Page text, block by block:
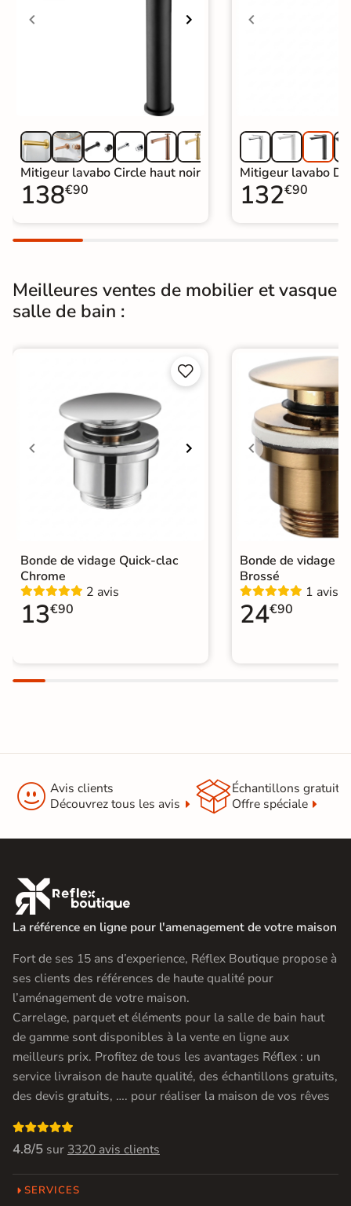
Mitigeur de Lavabo et Vasque
Mitigeur lavabo Circle haut noir
138€90
Mitigeur lavabo
132€90
Meilleures ventes de mobilier et vasque
salle de bain :


Bonde de vidage Quick-clac
Chrome
2 avis
13€90
Bonde de vidage
Brossé
1 avis
24€90
 Avis clients
Découvrez tous les avis
Échantillons gratuit
Offre spéciale

La référence en ligne pour l'amenagement de votre maison
Fort de ses 15 ans d’experience, Réflex Boutique propose à
ses clients des références de haute qualité pour
l’aménagement de votre maison.
Carrelage, parquet et éléments pour la salle de bain haut
de gamme sont disponibles à la vente en ligne aux
meilleurs prix. Profitez de tous les avantages Réflex : un
service livraison de haute qualité, des échantillons gratuits,
des devis gratuits, …. pour réaliser la maison de vos rêves

4.8/5 sur 3320 avis clients
SERVICES